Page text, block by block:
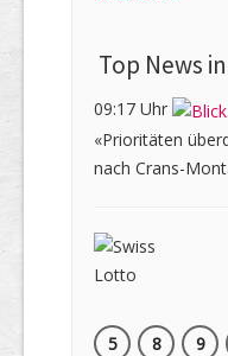
Top News
09:17 Uhr
«Prioritäten
nach Crans-
5
8 9